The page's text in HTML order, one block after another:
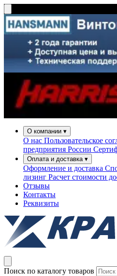
О компании ▾
О нас Пользовательское
предприятия России
Оплата и доставка ▾
Оформление и доставка
лизинг Расчет стоимости
Отзывы
Контакты
Реквизиты
Поиск по каталогу товаров